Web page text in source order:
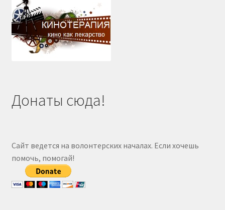
Донаты сюда!
Сайт ведется на волонтерских началах. Если хочешь
помочь, помогай!